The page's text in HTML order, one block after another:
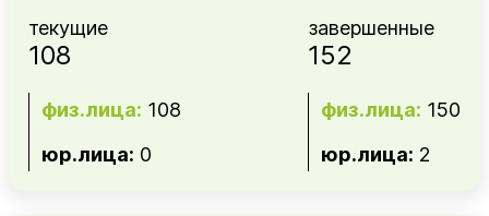
текущие
108
физ.лица: 108
юр.лица: 0
завершенные
152
физ.лица: 150
юр.лица: 2